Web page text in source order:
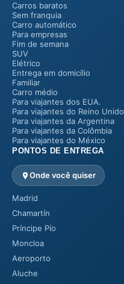
Carros baratos
Sem franquia
Carro automático
Para empresas
Fim de semana
SUV
Elétrico
Entrega em domicílio
Familiar
Carro médio
Para viajantes dos EUA.
Para viajantes do Reino Unido
Para viajantes da Argentina
Para viajantes da Colômbia
Para viajantes do México
PONTOS DE ENTREGA
Onde você quiser
Madrid
Chamartín
Príncipe Pío
Moncloa
Aeroporto
Aluche